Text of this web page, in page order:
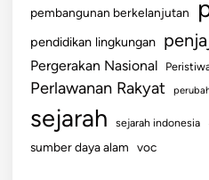
pembangunan berkelanjutan
pendidikan lingkungan
Pergerakan Nasional
Perlawanan Rakyat
sejarah sejarah indonesia
sumber daya alam voc